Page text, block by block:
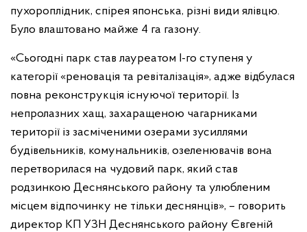
пухороплідник, спірея японська, різні види ялівцю.
Було влаштовано майже 4 га газону.
«Сьогодні парк став лауреатом І-го ступеня у
категорії «реновація та ревіталізація», адже відбулася
повна реконструкція існуючої території. Із
непролазних хащ, захаращеною чагарниками
території із засміченими озерами зусиллями
будівельників, комунальників, озеленювачів вона
перетворилася на чудовий парк, який став
родзинкою Деснянського району та улюбленим
місцем відпочинку не тільки деснянців», – говорить
директор КП УЗН Деснянського району Євгеній